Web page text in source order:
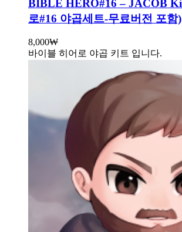
BIBLE HERO#16 – JACOB
로#16 야곱세트-무료버전 포함)
8,000₩
바이블 히어로 야곱 키트 입니다.